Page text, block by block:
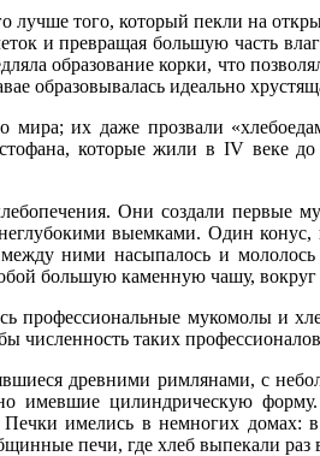
лучше того, который пекли на
и превращая большую часть
образование корки, что
образовывалась идеально
мира; их даже прозвали
которые жили в IV веке
Они создали первые
выемками. Один
ними насыпалось и
большую каменную чашу,
профессиональные мукомолы и
численность таких
древними римлянами, с
имевшие цилиндрическую
имелись в немногих
печи, где хлеб выпекали раз